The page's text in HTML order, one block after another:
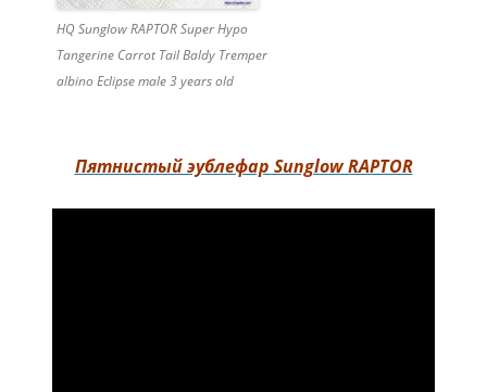
HQ Sunglow RAPTOR Super Hypo
Tangerine Carrot Tail Baldy Tremper
albino Eclipse male 3 years old
Пятнистый эублефар Sunglow RAPTOR